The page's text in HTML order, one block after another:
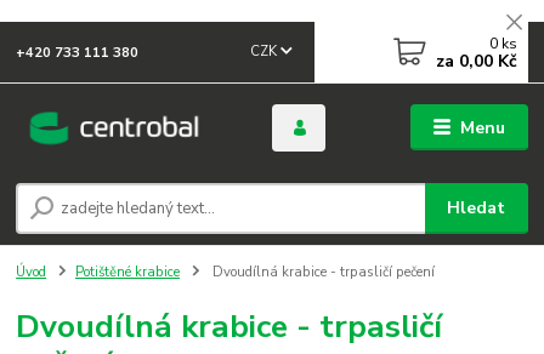
Menu
CZK
Hledat
+420 733 111 380 0 ks
za 0,00 Kč
Úvod Potištěné krabice Dvoudílná krabice - trpasličí pečení
Dvoudílná krabice - trpasličí